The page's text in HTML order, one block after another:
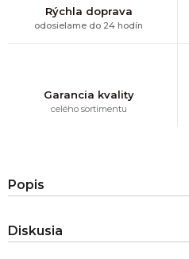
Rýchla doprava
odosielame do 24 hodín
Garancia kvality
celého sortimentu
Popis
Diskusia